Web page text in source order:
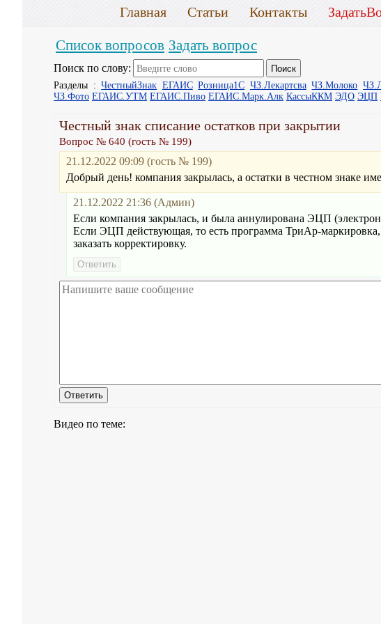
Главная Статьи Контакты
Список вопросов Задать вопрос
Поиск по слову:
Разделы :ЧестныйЗнак ЕГАИС Розница1С ЧЗ.Лекартсва ЧЗ.Молоко
ЧЗ.Фото ЕГАИС.УТМ ЕГАИС.Пиво ЕГАИС.Марк.Алк КассыККМ ЭДО ЭЦП
Честный знак списание остатков при закрытии
Вопрос № 640 (гость № 199)
21.12.2022 09:09 (гость № 199)
Добрый день! компания закрылась, а остатки в честном знаке
21.12.2022 21:36 (Админ)
Если компания закрылась, и была аннулирована ЭЦП
Если ЭЦП действующая, то есть программа ТриАр-
заказать корректировку.
Видео по теме: